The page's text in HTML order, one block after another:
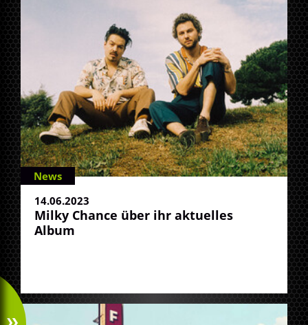
News
14.06.2023
Milky Chance über ihr aktuelles
Album